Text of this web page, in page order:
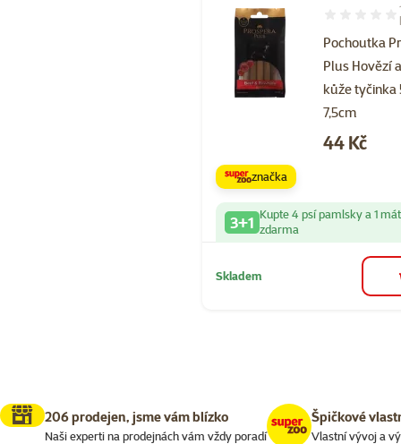
Pochoutka
Plus Hovězí
kůže tyčinka
7,5cm
Hodnocení
Cena
44 Kč
značka
3+1 Kupte 4 psí pamlsky a 1
zdarma
Skladem
206 prodejen, jsme vám blízko
Naši experti na prodejnách vám vždy poradí
Špičkové
Vlastní vývoj a